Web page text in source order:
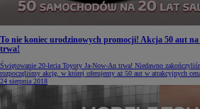
To nie koniec urodzinowych promocji! Akcja 50 aut
trwa!
Świętowanie 20-lecia Toyoty Ja-Now-An trwa! Niedawno
rozpoczęliśmy akcję, w której oferujemy aż 50 aut w atrakcyjnych
24 sierpnia 2018